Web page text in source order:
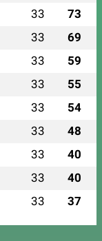
33 73
33 69
33 59
33 55
33 54
33 48
33 40
33 40
33 37